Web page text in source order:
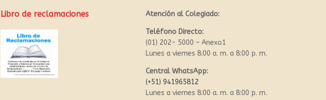
Libro de reclamaciones Atención al Colegiado:
Teléfono Directo:
(01) 202- 5000 – Anexo1
Lunes a viernes 8:00 a. m. a 8:00 p. m.
Central WhatsApp:
(+51) 941965812
Lunes a viernes 8:00 a. m. a 8:00 p. m.